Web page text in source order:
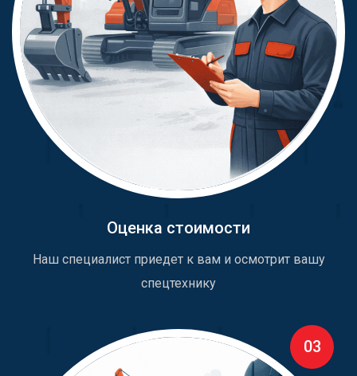
Оценка стоимости
Наш специалист приедет к вам и осмотрит вашу
спецтехнику
03